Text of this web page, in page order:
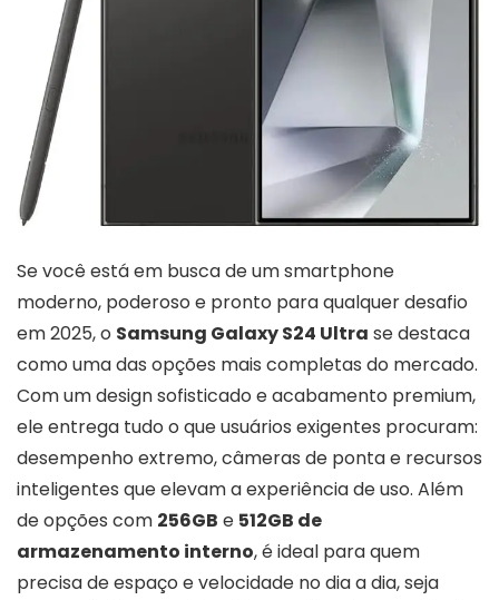
Se você está em busca de um smartphone
moderno, poderoso e pronto para qualquer desafio
em 2025, o Samsung Galaxy S24 Ultra se destaca
como uma das opções mais completas do mercado.
Com um design sofisticado e acabamento premium,
ele entrega tudo o que usuários exigentes procuram:
desempenho extremo, câmeras de ponta e recursos
inteligentes que elevam a experiência de uso. Além
de opções com 256GB e 512GB de
armazenamento interno, é ideal para quem
precisa de espaço e velocidade no dia a dia, seja